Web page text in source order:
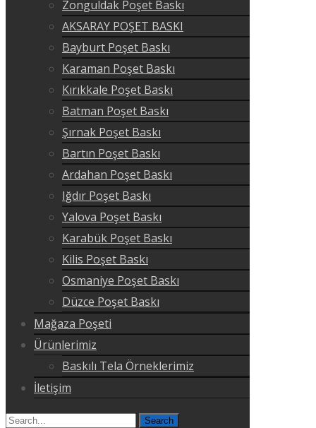
Zonguldak Poşet Baskı
AKSARAY POŞET BASKI
Bayburt Poşet Baskı
Karaman Poşet Baskı
Kırıkkale Poşet Baskı
Batman Poşet Baskı
Şırnak Poşet Baskı
Bartın Poşet Baskı
Ardahan Poşet Baskı
Iğdır Poşet Baskı
Yalova Poşet Baskı
Karabük Poşet Baskı
Kilis Poşet Baskı
Osmaniye Poşet Baskı
Düzce Poşet Baskı
Mağaza Poşeti
Ürünlerimiz
Baskılı Tela Örneklerimiz
İletişim
Search